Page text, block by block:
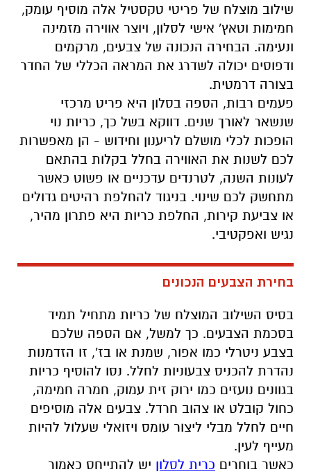
שילוב מוצלח של פריטי טקסטיל אלה מוסיף עומק,
חמימות וטאץ' אישי לסלון, ויוצר אווירה מזמינה
ונעימה. הבחירה הנכונה של צבעים, מרקמים
ודפוסים יכולה לשדרג את המראה הכללי של החדר
בצורה דרמטית.
פעמים רבות, הספה בסלון היא פריט מרכזי
שנשאר לאורך שנים. דווקא בשל כך, כריות נוי
הופכות לכלי מושלם לריענון וחידוש - הן מאפשרות
לכם לשנות את האווירה בחלל בקלות בהתאם
לעונות השנה, לטרנדים עדכניים או פשוט כאשר
מתחשק לכם שינוי. בניגוד להחלפת רהיטים גדולים
או צביעת קירות, החלפת כריות היא פתרון מהיר,
נגיש ואפקטיבי.
בחירת הצבעים הנכונים
בסיס השילוב המוצלח של כריות מתחיל תמיד
בסכמת הצבעים. כך למשל, אם הספה שלכם
בצבע ניטרלי כמו אפור, שמנת או בז', זו הזדמנות
נהדרת להכניס צבעוניות לחלל. נסו להוסיף כריות
בגוונים נועזים כמו ירוק זית עמוק, חמרה חמימה,
כחול קובלט או צהוב חרדל. צבעים אלה מוסיפים
חיים לחלל מבלי ליצור עומס ויזואלי שעלול להיות
מעייף לעין.
כאשר בוחרים כרית לסלון יש להתייחס כאמור